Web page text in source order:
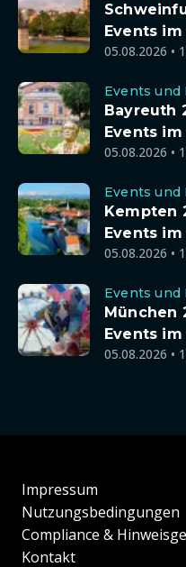
Events
05.08.2026 •
Events und
Bayreuth
Events
05.08.2026 •
Events und
Kempten
Events
05.08.2026 •
Events und
München
Events
05.08.2026 •
Impressum
Nutzungsbedingungen
Compliance &
Kontakt